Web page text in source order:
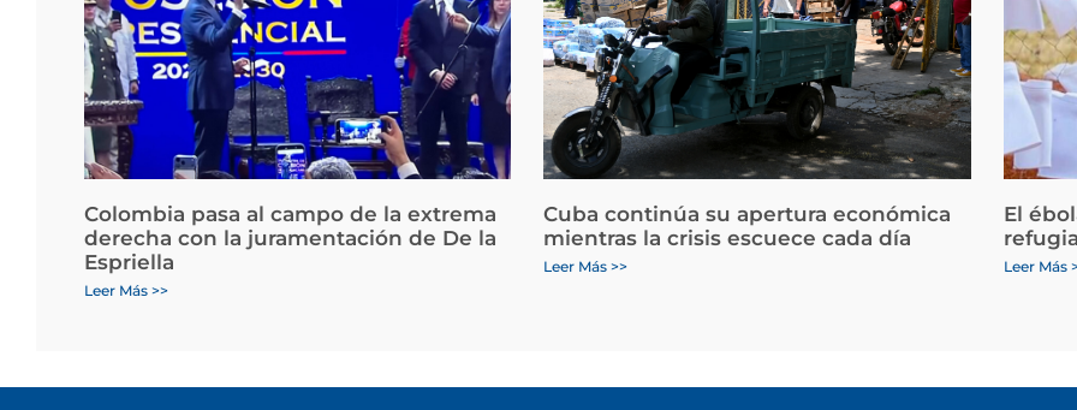
Colombia pasa al campo de la extrema
derecha con la juramentación de De la
Espriella
Leer Más >>
Cuba continúa su apertura económica
mientras la crisis escuece cada día
Leer Más >>
El
Leer Más